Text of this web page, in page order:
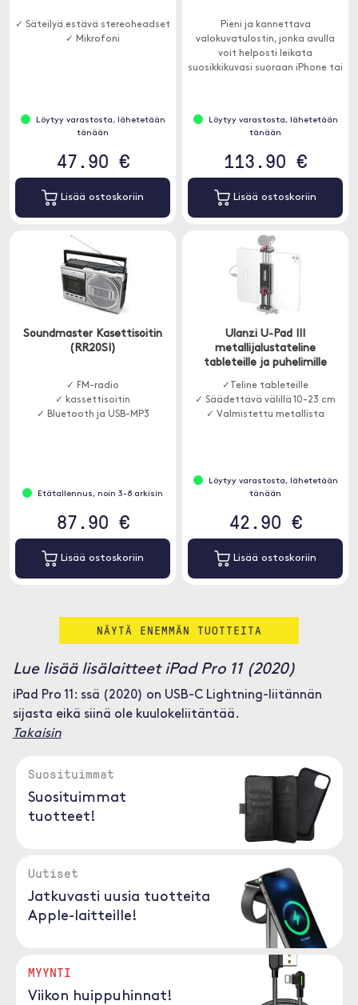
✓ Säteilyä estävä stereoheadset
✓ Mikrofoni
Löytyy varastosta, lähetetään
tänään
47.90 €
Lisää ostoskoriin
Pieni ja kannettava
valokuvatulostin, jonka avulla
voit helposti leikata
suosikkikuvasi suoraan iPhone tai
Löytyy varastosta, lähetetään
tänään
113.90 €
Lisää ostoskoriin
Soundmaster Kasettisoitin
(RR20SI)
✓ FM-radio
✓ kassettisoitin
✓ Bluetooth ja USB-MP3
Etätallennus, noin 3-8 arkisin
87.90 €
Lisää ostoskoriin
Ulanzi U-Pad III
metallijalustateline
tableteille ja puhelimille
✓Teline tableteille
✓ Säädettävä välillä 10-23 cm
✓ Valmistettu metallista
Löytyy varastosta, lähetetään
tänään
42.90 €
Lisää ostoskoriin
NÄYTÄ ENEMMÄN TUOTTEITA
Lue lisää lisälaitteet iPad Pro 11 (2020)
iPad Pro 11: ssä (2020) on USB-C Lightning-liitännän
sijasta eikä siinä ole kuulokeliitäntää.
Takaisin
Suosituimmat
Suosituimmat
tuotteet!
Uutiset
Jatkuvasti uusia tuotteita
Apple-laitteille!
MYYNTI
Viikon huippuhinnat!